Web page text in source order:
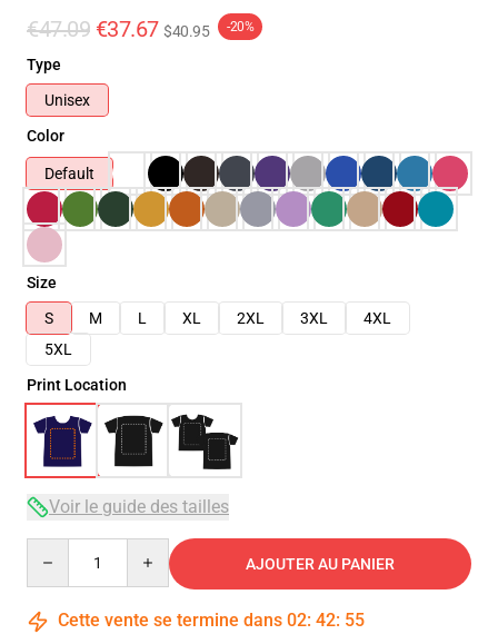
€47.09 €37.67 $40.95 -20%
Type
Unisex
Color
Default
Size
S
M L XL 2XL 3XL
4XL
5XL
Print Location
Voir le guide des tailles
AJOUTER AU PANIER
Cette vente se termine dans 02: 42: 54